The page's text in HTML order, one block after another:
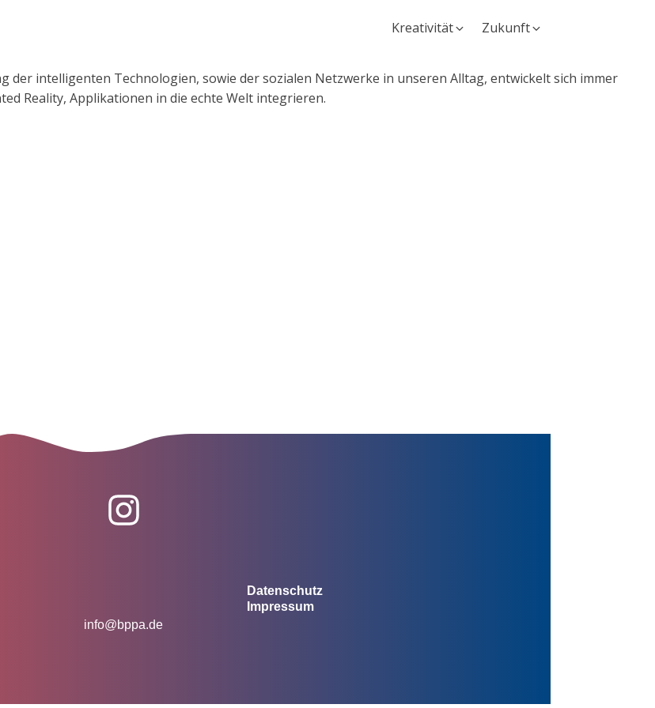
Kreativität Zukunft
intelligenten Technologien, sowie der sozialen Netzwerke in unseren Alltag, entwickelt sich immer
Reality, Applikationen in die echte Welt integrieren.
info@bppa.de
Datenschutz
Impressum